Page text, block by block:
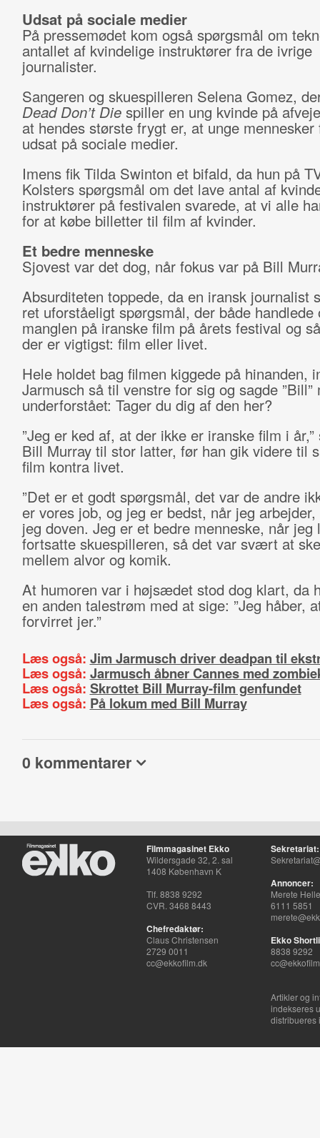
Udsat på sociale medier
På pressemødet kom også spørgsmål om
antallet af kvindelige instruktører fra de ivrige
journalister.
Sangeren og skuespilleren Selena Gomez,
Dead Don’t Diespiller en ung kvinde på
at hendes største frygt er, at unge mennesker
udsat på sociale medier.
Imens fik Tilda Swinton et bifald, da hun på
Kolsters spørgsmål om det lave antal af
instruktører på festivalen svarede, at vi alle
for at købe billetter til film af kvinder.
Et bedre menneske
Sjovest var det dog, når fokus var på Bill
Absurditeten toppede, da en iransk journalist
ret uforståeligt spørgsmål, der både handlede
manglen på iranske film på årets festival og
der er vigtigst: film eller livet.
Hele holdet bag filmen kiggede på hinanden,
Jarmusch så til venstre for sig og sagde ”Bill”
underforstået: Tager du dig af den her?
”Jeg er ked af, at der ikke er iranske film i
Bill Murray til stor latter, før han gik videre til
film kontra livet.
”Det er et godt spørgsmål, det var de andre
er vores job, og jeg er bedst, når jeg
jeg doven. Jeg er et bedre menneske, når jeg
fortsatte skuespilleren, så det var svært at
mellem alvor og komik.
At humoren var i højsædet stod dog klart, da
en anden talestrøm med at sige: ”Jeg håber,
forvirret jer.”
Læs også: Jim Jarmusch driver deadpan til
Læs også: Jarmusch åbner Cannes med
Læs også: Skrottet Bill Murray-film genfundet
Læs også: På lokum med Bill Murray
0 kommentarer
Filmmagasinet Ekko
Wildersgade 32, 2. sal
1408 København K
Tlf. 8838 9292
CVR. 3468 8443
Chefredaktør:
Claus Christensen
2729 0011
cc@ekkofilm.dk
Sekretariat:
Annoncer:
Merete
6111 5851
Ekko
8838 9292
Artikler og
indekseres
distribueres